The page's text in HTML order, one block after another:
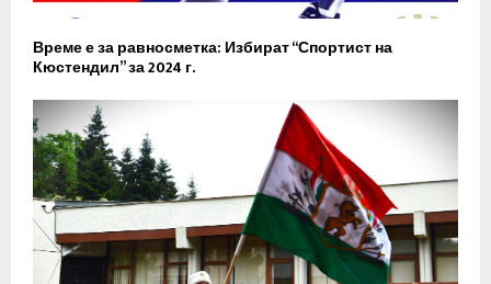
Време е за равносметка: Избират “Спортист на
Кюстендил” за 2024 г.